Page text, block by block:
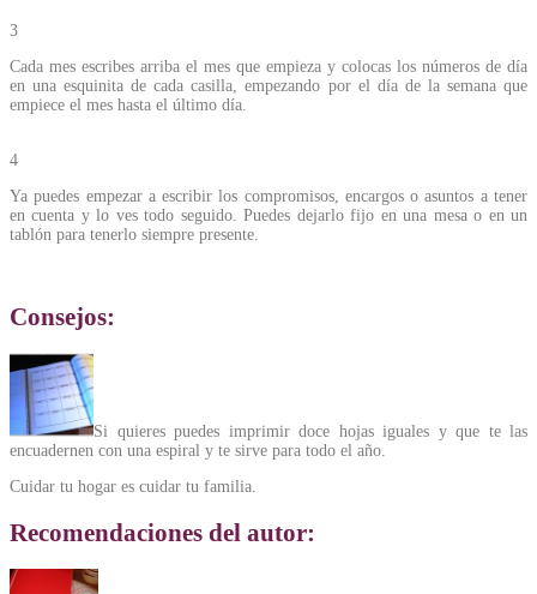
3
Cada mes escribes arriba el mes que empieza y colocas los números de día
en una esquinita de cada casilla, empezando por el día de la semana que
empiece el mes hasta el último día.
4
Ya puedes empezar a escribir los compromisos, encargos o asuntos a tener
en cuenta y lo ves todo seguido. Puedes dejarlo fijo en una mesa o en un
tablón para tenerlo siempre presente.
Consejos:
Si quieres puedes imprimir doce hojas iguales y que te las
encuadernen con una espiral y te sirve para todo el año.
Cuidar tu hogar es cuidar tu familia.
Recomendaciones del autor: